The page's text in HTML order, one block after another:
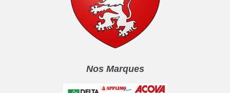
Nos Marques